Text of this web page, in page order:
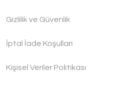
Gizlilik ve Güvenlik
İptal İade Koşullari
Kişisel Veriler Politikası